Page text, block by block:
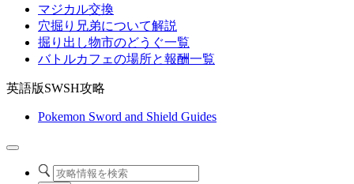
マジカル交換
穴掘り兄弟について解説
掘り出し物市のどうぐ一覧
バトルカフェの場所と報酬一覧
英語版SWSH攻略
Pokemon Sword and Shield Guides